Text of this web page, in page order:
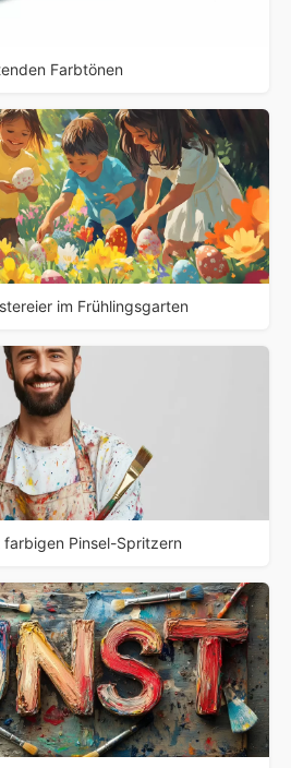
Farbtönen
im Frühlingsgarten
Pinsel-Spritzern